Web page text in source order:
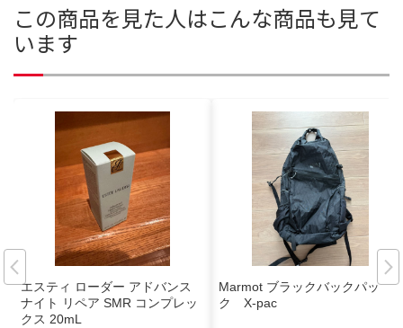
この商品を見た人はこんな商品も見て
います
エスティ ローダー アドバンス
ナイト リペア SMR コンプレッ
クス 20mL
Marmot ブラックバックパッ
ク X-pac